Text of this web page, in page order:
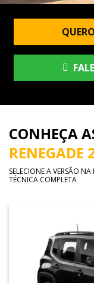
CONHEÇA
RENEGADE
SELECIONE A VERSÃO
TÉCNICA COMPLETA